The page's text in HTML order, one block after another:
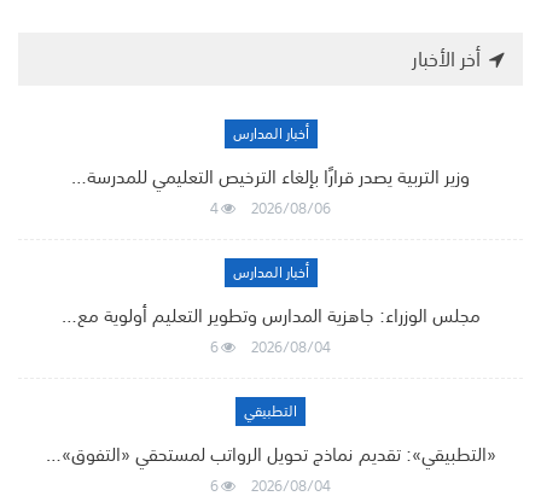
أخر الأخبار
أخبار المدارس
وزير التربية يصدر قرارًا بإلغاء الترخيص التعليمي للمدرسة…
2026/08/06
4
أخبار المدارس
مجلس الوزراء: جاهزية المدارس وتطوير التعليم أولوية مع…
2026/08/04
6
التطبيقي
«التطبيقي»: تقديم نماذج تحويل الرواتب لمستحقي «التفوق»…
2026/08/04
6